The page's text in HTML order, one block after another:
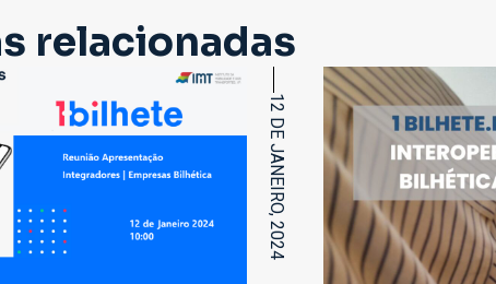
relacionadas
12 DE JANEIRO, 2024